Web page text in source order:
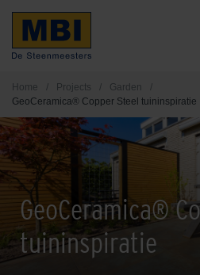
Home / Projects / Garden
/
GeoCeramica® Copper Steel tuininspiratie
GeoCeramica®
tuininspiratie